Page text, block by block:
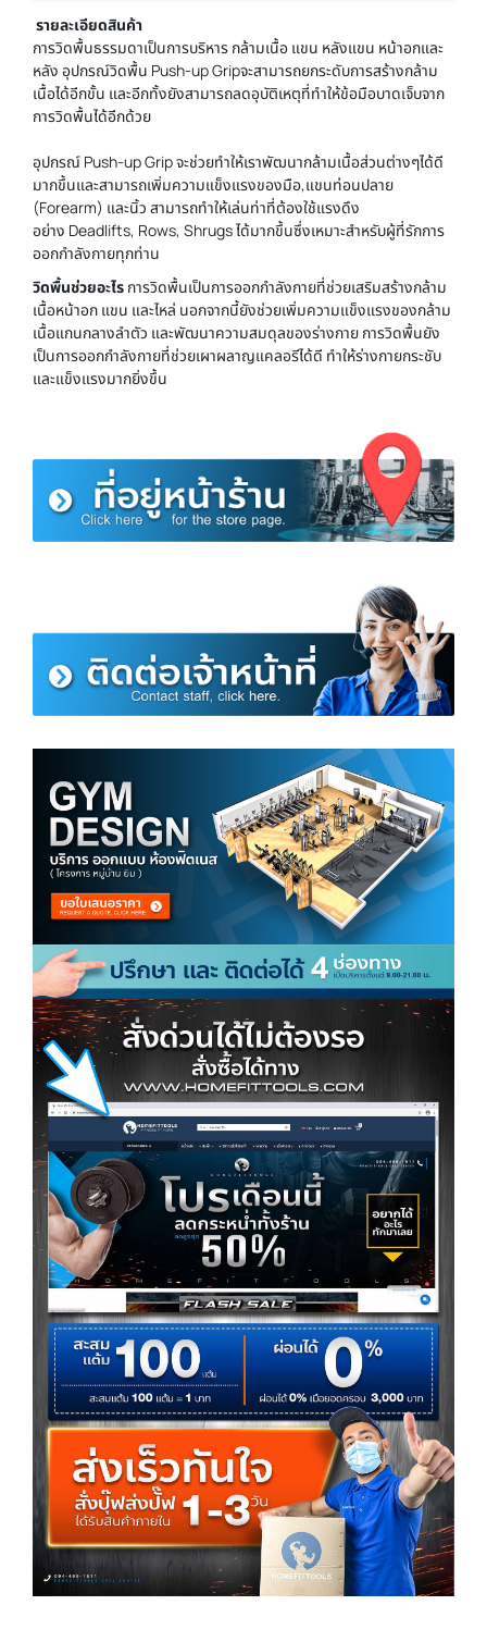
รายละเอียดสินค้า
การวิดพื้นธรรมดาเป็นการบริหาร กล้ามเนื้อ แขน หลังแขน หน้าอกและ
หลัง อุปกรณ์วิดพื้น Push-up Gripจะสามารถยกระดับการสร้างกล้าม
เนื้อได้อีกขั้น และอีกทั้งยังสามารถลดอุบัติเหตุที่ทำให้ข้อมือบาดเจ็บจาก
การวิดพื้นได้อีกด้วย
อุปกรณ์ Push-up Grip จะช่วยทำให้เราพัฒนากล้ามเนื้อส่วนต่างๆได้ดี
มากขึ้นและสามารถเพิ่มความแข็งแรงของมือ,แขนท่อนปลาย
(Forearm) และนิ้ว สามารถทำให้เล่นท่าที่ต้องใช้แรงดึง
อย่าง Deadlifts, Rows, Shrugs ได้มากขึ้นซึ่งเหมาะสำหรับผู้ที่รักการ
ออกกำลังกายทุกท่าน
วิดพื้นช่วยอะไร การวิดพื้นเป็นการออกกำลังกายที่ช่วยเสริมสร้างกล้าม
เนื้อหน้าอก แขน และไหล่ นอกจากนี้ยังช่วยเพิ่มความแข็งแรงของกล้าม
เนื้อแกนกลางลำตัว และพัฒนาความสมดุลของร่างกาย การวิดพื้นยัง
เป็นการออกกำลังกายที่ช่วยเผาผลาญแคลอรีได้ดี ทำให้ร่างกายกระชับ
และแข็งแรงมากยิ่งขึ้น